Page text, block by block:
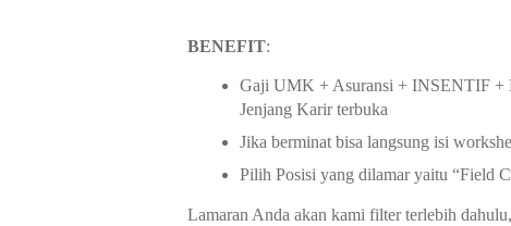
BENEFIT:
Gaji UMK + Asuransi + INSENTIF +
Jenjang Karir terbuka
Jika berminat bisa langsung isi
Pilih Posisi yang dilamar yaitu “Field
Lamaran Anda akan kami filter terlebih